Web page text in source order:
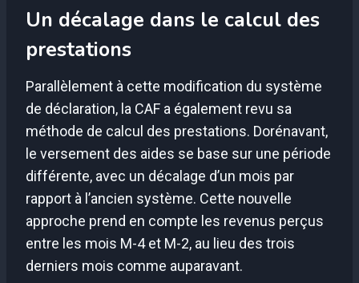
Un décalage dans le calcul des
prestations
Parallèlement à cette modification du système
de déclaration, la CAF a également revu sa
méthode de calcul des prestations. Dorénavant,
le versement des aides se base sur une période
différente, avec un décalage d’un mois par
rapport à l’ancien système. Cette nouvelle
approche prend en compte les revenus perçus
entre les mois M-4 et M-2, au lieu des trois
derniers mois comme auparavant.